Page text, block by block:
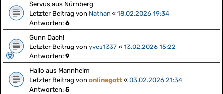
Servus aus Nürnberg
Letzter Beitrag von Nathan « 18.02.2026 19:34
Antworten: 6
Gunn Dach!
Letzter Beitrag von yves1337 « 13.02.2026 15:22
Antworten: 9
Hallo aus Mannheim
Letzter Beitrag von onlinegott « 03.02.2026 21:34
Antworten: 5